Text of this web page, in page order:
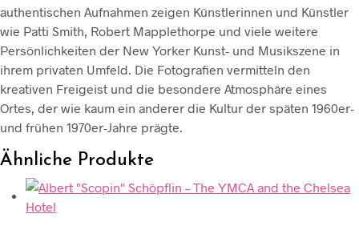
authentischen Aufnahmen zeigen Künstlerinnen und Künstler
wie Patti Smith, Robert Mapplethorpe und viele weitere
Persönlichkeiten der New Yorker Kunst- und Musikszene in
ihrem privaten Umfeld. Die Fotografien vermitteln den
kreativen Freigeist und die besondere Atmosphäre eines
Ortes, der wie kaum ein anderer die Kultur der späten 1960er-
und frühen 1970er-Jahre prägte.
Ähnliche Produkte